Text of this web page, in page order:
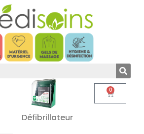
Défibrillateur
0